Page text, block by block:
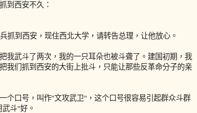
西安不久：
到西安，现住西北大学，请转告总理，让他放心。
武斗了两次，我的一只耳朵也被斗聋了。建国初期，我
我们抓到西安的大街上批斗，只能让那些反革命分子的亲
口号，叫作"文攻武卫"，这个口号很容易引起群众斗群
斗"好。